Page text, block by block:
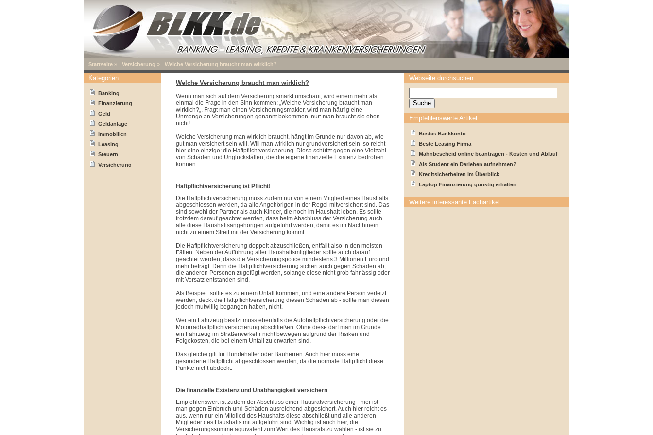
Startseite » Versicherung » Welche Versicherung braucht man wirklich?
Welche Versicherung braucht man wirklich?
Wenn man sich auf dem Versicherungsmarkt umschaut, wird einem mehr als
einmal die Frage in den Sinn kommen: „Welche Versicherung braucht man
wirklich?„. Fragt man einen Versicherungsmakler, wird man häufig eine
Unmenge an Versicherungen genannt bekommen, nur: man braucht sie eben
nicht!
Welche Versicherung man wirklich braucht, hängt im Grunde nur davon ab, wie
gut man versichert sein will. Will man wirklich nur grundversichert sein, so reicht
hier eine einzige: die Haftpflichtversicherung. Diese schützt gegen eine Vielzahl
von Schäden und Unglücksfällen, die die eigene finanzielle Existenz bedrohen
können.
Haftpflichtversicherung ist Pflicht!
Die Haftpflichtversicherung muss zudem nur von einem Mitglied eines Haushalts
abgeschlossen werden, da alle Angehörigen in der Regel mitversichert sind. Das
sind sowohl der Partner als auch Kinder, die noch im Haushalt leben. Es sollte
trotzdem darauf geachtet werden, dass beim Abschluss der Versicherung auch
alle diese Haushaltsangehörigen aufgeführt werden, damit es im Nachhinein
nicht zu einem Streit mit der Versicherung kommt.
Die Haftpflichtversicherung doppelt abzuschließen, entfällt also in den meisten
Fällen. Neben der Aufführung aller Haushaltsmitglieder sollte auch darauf
geachtet werden, dass die Versicherungspolice mindestens 3 Millionen Euro und
mehr beträgt. Denn die Haftpflichtversicherung sichert auch gegen Schäden ab,
die anderen Personen zugefügt werden, solange diese nicht grob fahrlässig oder
mit Vorsatz entstanden sind.
Als Beispiel: sollte es zu einem Unfall kommen, und eine andere Person verletzt
werden, deckt die Haftpflichtversicherung diesen Schaden ab - sollte man diesen
jedoch mutwillig begangen haben, nicht.
Wer ein Fahrzeug besitzt muss ebenfalls die Autohaftpflichtversicherung oder die
Motorradhaftpflichtversicherung abschließen. Ohne diese darf man im Grunde
ein Fahrzeug im Straßenverkehr nicht bewegen aufgrund der Risiken und
Folgekosten, die bei einem Unfall zu erwarten sind.
Das gleiche gilt für Hundehalter oder Bauherren: Auch hier muss eine
gesonderte Haftpflicht abgeschlossen werden, da die normale Haftpflicht diese
Punkte nicht abdeckt.
Die finanzielle Existenz und Unabhängigkeit versichern
Empfehlenswert ist zudem der Abschluss einer Hausratversicherung - hier ist
man gegen Einbruch und Schäden ausreichend abgesichert. Auch hier reicht es
aus, wenn nur ein Mitglied des Haushalts diese abschließt und alle anderen
Mitglieder des Haushalts mit aufgeführt sind. Wichtig ist auch hier, die
Versicherungssumme äquivalent zum Wert des Hausrats zu wählen - ist sie zu
Kategorien
Banking
Finanzierung
Geld
Geldanlage
Immobilien
Leasing
Steuern
Versicherung
Webseite durchsuchen
Empfehlenswerte Artikel
Bestes Bankkonto
Beste Leasing Firma
Mahnbescheid online beantragen - Kosten und Ablauf
Als Student ein Darlehen aufnehmen?
Kreditsicherheiten im Überblick
Laptop Finanzierung günstig erhalten
Weitere interessante Fachartikel